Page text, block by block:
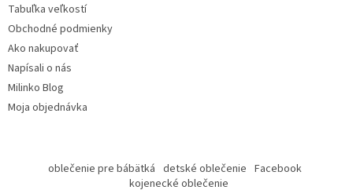
Tabuľka veľkostí
Obchodné podmienky
Ako nakupovať
Napísali o nás
Milinko Blog
Moja objednávka
oblečenie pre bábätká detské oblečenie Facebook
kojenecké oblečenie